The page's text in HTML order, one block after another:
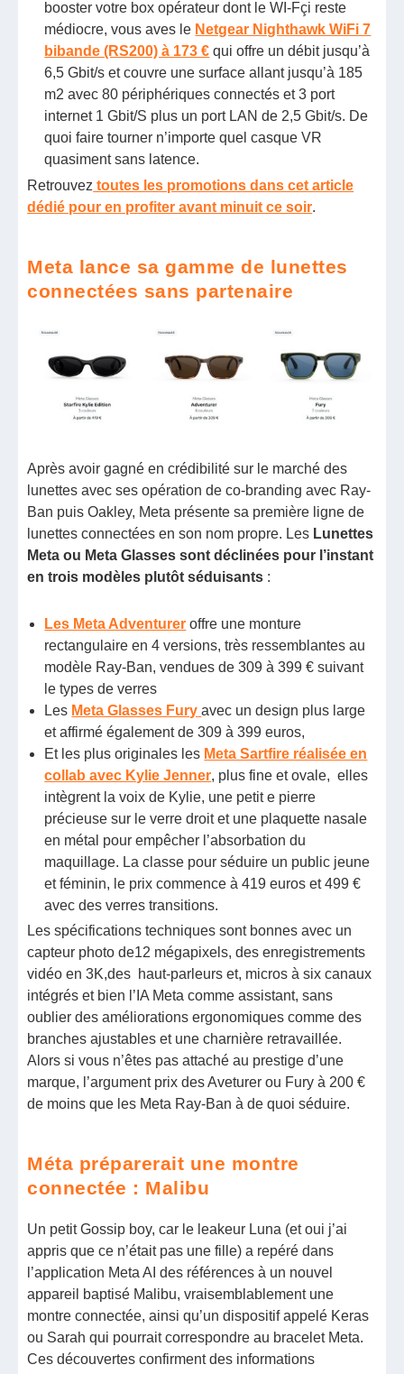
booster votre box opérateur dont le WI-Fçi reste
médiocre, vous aves le Netgear Nighthawk WiFi 7
bibande (RS200) à 173 € qui offre un débit jusqu’à
6,5 Gbit/s et couvre une surface allant jusqu’à 185
m2 avec 80 périphériques connectés et 3 port
internet 1 Gbit/S plus un port LAN de 2,5 Gbit/s. De
quoi faire tourner n’importe quel casque VR
quasiment sans latence.
Retrouvez toutes les promotions dans cet article
dédié pour en profiter avant minuit ce soir.
Meta lance sa gamme de lunettes
connectées sans partenaire
Après avoir gagné en crédibilité sur le marché des
lunettes avec ses opération de co-branding avec Ray-
Ban puis Oakley, Meta présente sa première ligne de
lunettes connectées en son nom propre. Les Lunettes
Meta ou Meta Glasses sont déclinées pour l’instant
en trois modèles plutôt séduisants :
Les Meta Adventurer offre une monture
rectangulaire en 4 versions, très ressemblantes au
modèle Ray-Ban, vendues de 309 à 399 € suivant
le types de verres
Les Meta Glasses Fury avec un design plus large
et affirmé également de 309 à 399 euros,
Et les plus originales les Meta Sartfire réalisée en
collab avec Kylie Jenner, plus fine et ovale, elles
intègrent la voix de Kylie, une petit e pierre
précieuse sur le verre droit et une plaquette nasale
en métal pour empêcher l’absorbation du
maquillage. La classe pour séduire un public jeune
et féminin, le prix commence à 419 euros et 499 €
avec des verres transitions.
Les spécifications techniques sont bonnes avec un
capteur photo de12 mégapixels, des enregistrements
vidéo en 3K,des haut-parleurs et, micros à six canaux
intégrés et bien l’IA Meta comme assistant, sans
oublier des améliorations ergonomiques comme des
branches ajustables et une charnière retravaillée.
Alors si vous n’êtes pas attaché au prestige d’une
marque, l’argument prix des Aveturer ou Fury à 200 €
de moins que les Meta Ray-Ban à de quoi séduire.
Méta préparerait une montre
connectée : Malibu
Un petit Gossip boy, car le leakeur Luna (et oui j’ai
appris que ce n’était pas une fille) a repéré dans
l’application Meta AI des références à un nouvel
appareil baptisé Malibu, vraisemblablement une
montre connectée, ainsi qu’un dispositif appelé Keras
ou Sarah qui pourrait correspondre au bracelet Meta.
Ces découvertes confirment des informations